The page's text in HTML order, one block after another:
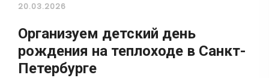
20.03.2026
Организуем детский день
рождения на теплоходе в Санкт-
Петербурге